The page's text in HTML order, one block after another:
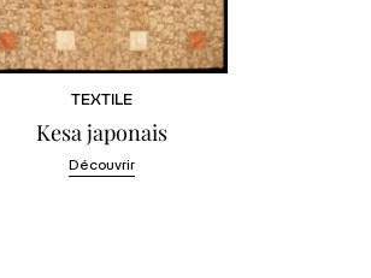
TEXTILE
Kesa japonais
Découvrir